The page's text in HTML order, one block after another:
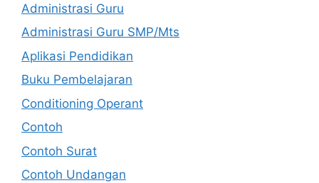
Administrasi Guru
Administrasi Guru SMP/Mts
Aplikasi Pendidikan
Buku Pembelajaran
Conditioning Operant
Contoh
Contoh Surat
Contoh Undangan